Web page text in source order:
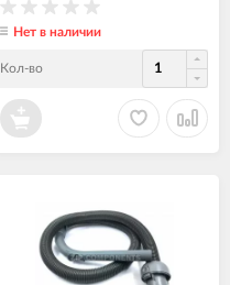
Нет в наличии
Кол-во